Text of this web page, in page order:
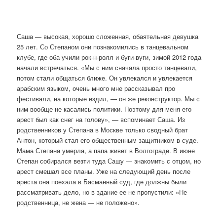
Саша — высокая, хорошо сложенная, обаятельная девушка
25 лет. Со Степаном они познакомились в танцевальном
клубе, где оба учили рок-н-ролл и буги-вуги, зимой 2012 года
начали встречаться. «Мы с ним сначала просто танцевали,
потом стали общаться ближе. Он увлекался и увлекается
арабским языком, очень много мне рассказывал про
фестивали, на которые ездил, — он же реконструктор. Мы с
ним вообще не касались политики. Поэтому для меня его
арест был как снег на голову», — вспоминает Саша. Из
родственников у Степана в Москве только сводный брат
Антон, который стал его общественным защитником в суде.
Мама Степана умерла, а папа живет в Волгограде. В июне
Степан собирался везти туда Сашу — знакомить с отцом, но
арест смешал все планы. Уже на следующий день после
ареста она поехала в Басманный суд, где должны были
рассматривать дело, но в здание ее не пропустили: «Не
родственница, не жена — не положено».